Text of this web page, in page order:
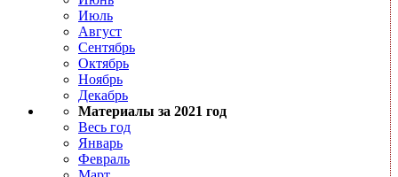
Июль
Август
Сентябрь
Октябрь
Ноябрь
Декабрь
Материалы за 2021 год
Весь год
Январь
Февраль